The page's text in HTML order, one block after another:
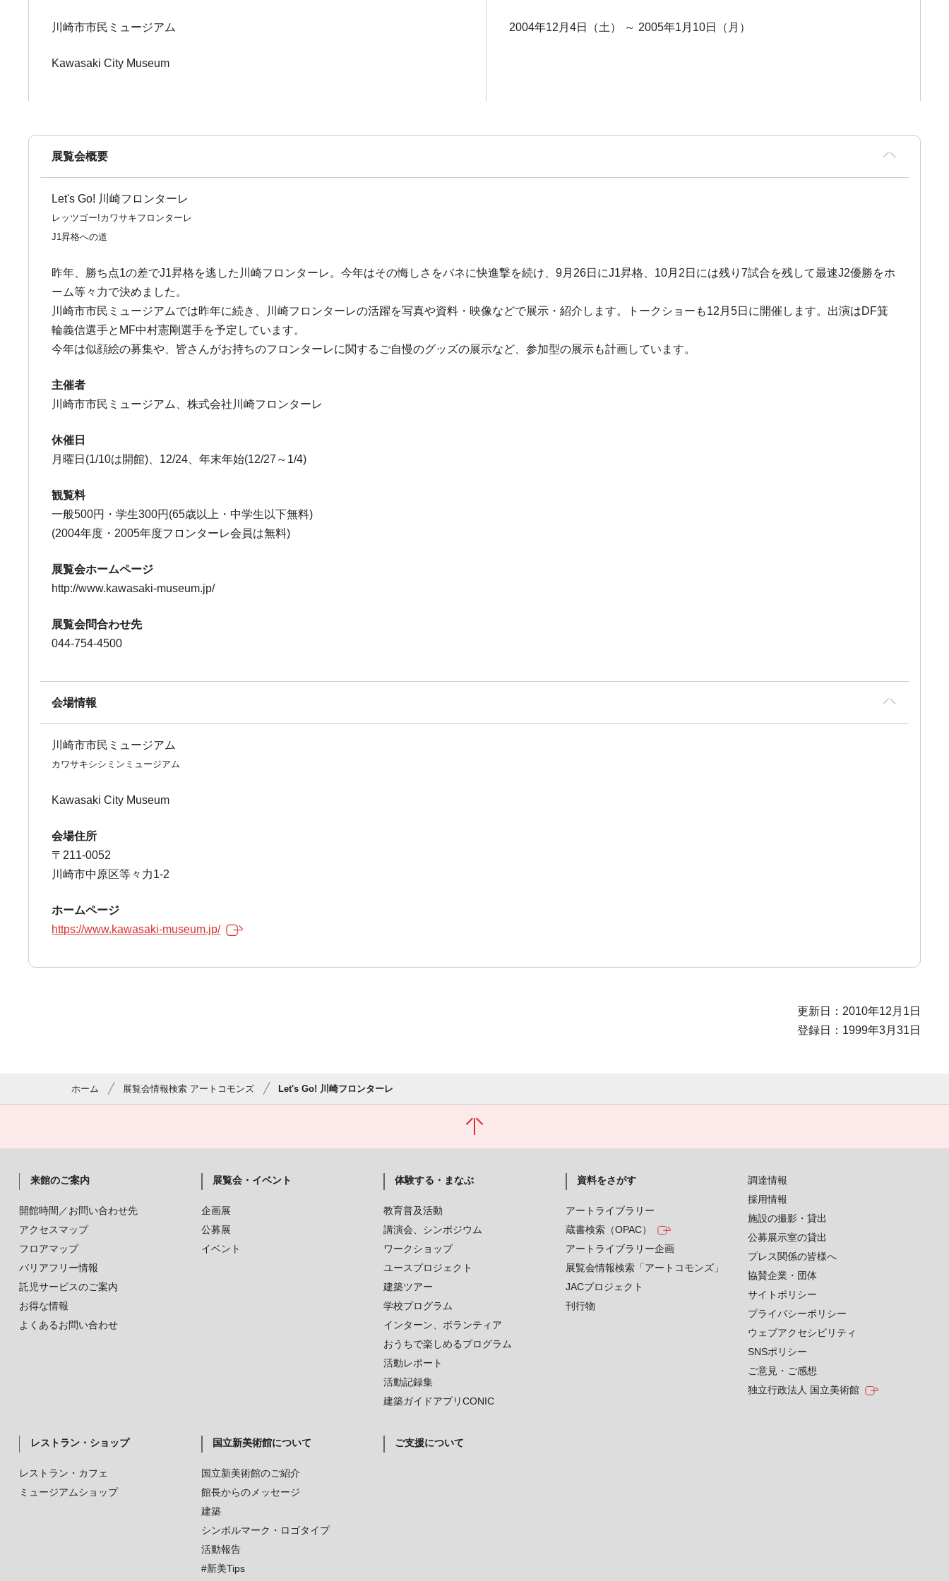
川崎市市民ミュージアム
Kawasaki City Museum
2004年12月4日（土） ～ 2005年1月10日（月）
展覧会概要
Let's Go! 川崎フロンターレ
レッツゴー!カワサキフロンターレ
J1昇格への道
昨年、勝ち点1の差でJ1昇格を逃した川崎フロンターレ。今年はその悔しさをバネに快進撃を続け、9月26日にJ1昇格、10月2日には残り7試合を残して最速J2優勝をホ
ーム等々力で決めました。
川崎市市民ミュージアムでは昨年に続き、川崎フロンターレの活躍を写真や資料・映像などで展示・紹介します。トークショーも12月5日に開催します。出演はDF箕
輪義信選手とMF中村憲剛選手を予定しています。
今年は似顔絵の募集や、皆さんがお持ちのフロンターレに関するご自慢のグッズの展示など、参加型の展示も計画しています。
主催者
川崎市市民ミュージアム、株式会社川崎フロンターレ
休催日
月曜日(1/10は開館)、12/24、年末年始(12/27～1/4)
観覧料
一般500円・学生300円(65歳以上・中学生以下無料)
(2004年度・2005年度フロンターレ会員は無料)
展覧会ホームページ
http://www.kawasaki-museum.jp/
展覧会問合わせ先
044-754-4500
会場情報
川崎市市民ミュージアム
カワサキシシミンミュージアム
Kawasaki City Museum
会場住所
〒211-0052
川崎市中原区等々力1-2
ホームページ
https://www.kawasaki-museum.jp/
更新日：2010年12月1日
登録日：1999年3月31日
ホーム 展覧会情報検索 アートコモンズ Let's Go! 川崎フロンターレ
来館のご案内
開館時間／お問い合わせ先
アクセスマップ
フロアマップ
バリアフリー情報
託児サービスのご案内
お得な情報
よくあるお問い合わせ
展覧会・イベント
企画展
公募展
イベント
体験する・まなぶ
教育普及活動
講演会、シンポジウム
ワークショップ
ユースプロジェクト
建築ツアー
学校プログラム
インターン、ボランティア
おうちで楽しめるプログラム
活動レポート
活動記録集
建築ガイドアプリCONIC
資料をさがす
アートライブラリー
蔵書検索（OPAC）
アートライブラリー企画
展覧会情報検索「アートコモンズ」
JACプロジェクト
刊行物
レストラン・ショップ
レストラン・カフェ
ミュージアムショップ
国立新美術館について
国立新美術館のご紹介
館長からのメッセージ
建築
シンボルマーク・ロゴタイプ
活動報告
#新美Tips
ご支援について
調達情報
採用情報
施設の撮影・貸出
公募展示室の貸出
プレス関係の皆様へ
協賛企業・団体
サイトポリシー
プライバシーポリシー
ウェブアクセシビリティ
SNSポリシー
ご意見・ご感想
独立行政法人 国立美術館